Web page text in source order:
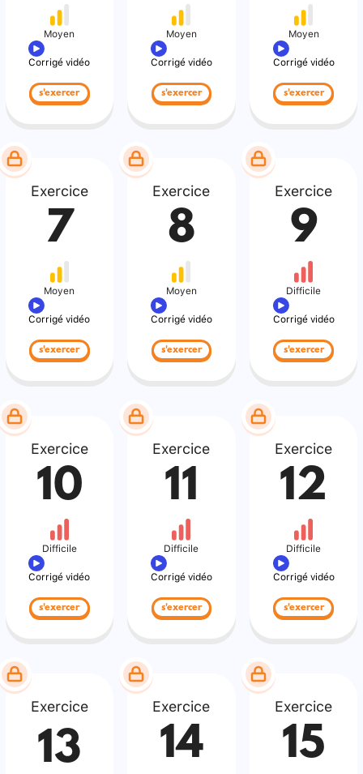
Moyen
Corrigé vidéo
s'exercer
Moyen
Corrigé vidéo
s'exercer
Moyen
Corrigé vidéo
s'exercer
Exercice
7
Moyen
Corrigé vidéo
s'exercer
Exercice
8
Moyen
Corrigé vidéo
s'exercer
Exercice
9
Difficile
Corrigé vidéo
s'exercer
Exercice
10
Difficile
Corrigé vidéo
s'exercer
Exercice
11
Difficile
Corrigé vidéo
s'exercer
Exercice
12
Difficile
Corrigé vidéo
s'exercer
Exercice
13
Exercice
14
Exercice
15